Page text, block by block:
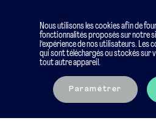
Mentions légales
Nous utilisons les cookies afin de
fonctionnalités proposés sur notre
l’expérience de nos utilisateurs. Les
qui sont téléchargés ou stockés sur
tout autre appareil.
Paramétrer